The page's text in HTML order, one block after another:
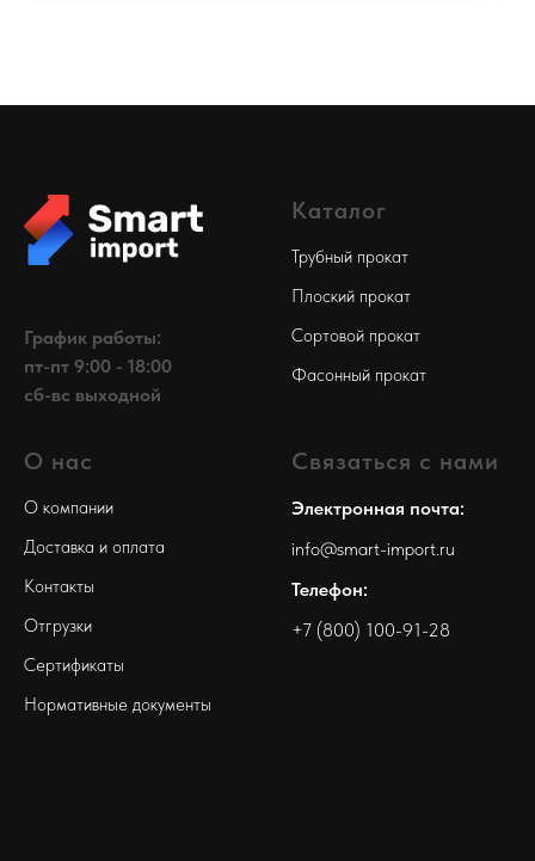
График работы:
пт-пт 9:00 - 18:00
сб-вс выходной
Каталог
Трубный прокат
Плоский прокат
Сортовой прокат
Фасонный прокат
О нас
О компании
Доставка и оплата
Контакты
Отгрузки
Сертификаты
Нормативные документы
Связаться с нами
Электронная почта:
info@smart-import.ru
Телефон:
+7 (800) 100-91-28